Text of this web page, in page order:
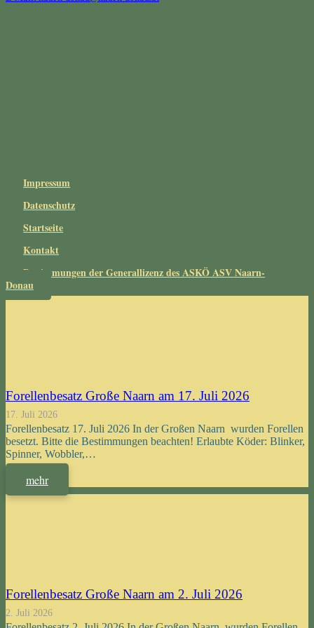
Impressum
Datenschutz
Startseite
Kontakt
Bestimmungen der Generallizenz des ASKÖ ASV Naarn-
Donau
Forellenbesatz Große Naarn am 17. Juli 2026
17. Juli 2026
Forellenbesatz 17. Juli 2026 In der Großen Naarn wurden Forellen
besetzt. Bitte die Bestimmungen beachten! Erlaubte Köder: Blinker,
Spinner, Wobbler,…
mehr
Forellenbesatz Große Naarn am 2. Juli 2026
2. Juli 2026